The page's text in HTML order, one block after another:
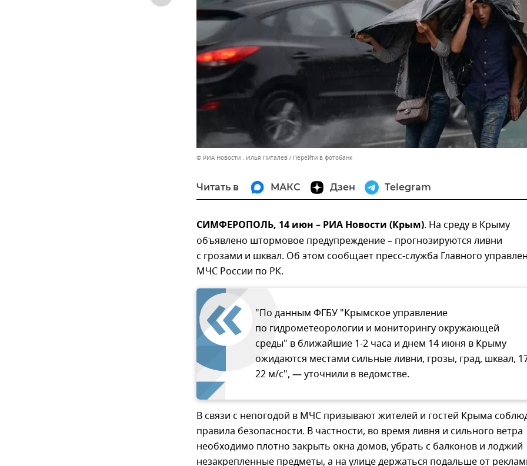
© РИА Новости . Илья Питалев Перейти в фотобанк
Читать в МАКС Дзен Telegram
СИМФЕРОПОЛЬ, 14 июн – РИА Новости (Крым). На среду в Крыму
объявлено штормовое предупреждение – прогнозируются ливни
с грозами и шквал. Об этом сообщает пресс-служба Главного
МЧС России по РК.
"По данным ФГБУ "Крымское управление
по гидрометеорологии и мониторингу окружающей
среды" в ближайшие 1-2 часа и днем 14 июня в Крыму
ожидаются местами сильные ливни, грозы, град, шквал,
22 м/с", — уточнили в ведомстве.
В связи с непогодой в МЧС призывают жителей и гостей Крыма
правила безопасности. В частности, во время ливня и сильного ветра
необходимо плотно закрыть окна домов, убрать с балконов и лоджий
незакрепленные предметы, а на улице держаться подальше от